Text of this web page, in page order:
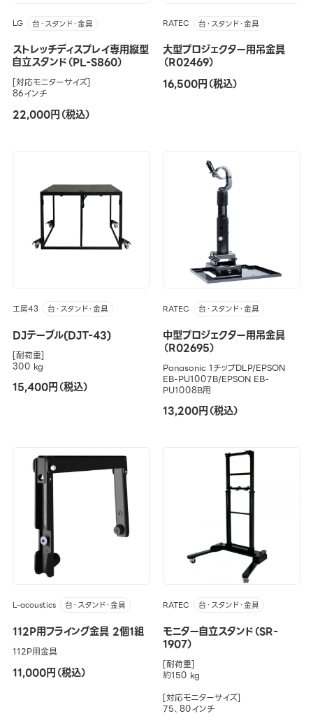
LG 台・スタンド・金具
ストレッチディスプレイ専用縦型
自立スタンド（PL-S860）
[対応モニターサイズ]
86インチ
22,000円（税込）
RATEC 台・スタンド・金具
大型プロジェクター用吊金具
（R02469）
16,500円（税込）
工房43 台・スタンド・金具
DJテーブル(DJT-43)
[耐荷重]
300 kg
15,400円（税込）
RATEC 台・スタンド・金具
中型プロジェクター用吊金具
（R02695）
Panasonic 1チップDLP/EPSON
EB-PU1007B/EPSON EB-
PU1008B用
13,200円（税込）
L-acoustics 台・スタンド・金具
112P用フライング金具 2個1組
112P用金具
11,000円（税込）
RATEC 台・スタンド・金具
モニター自立スタンド（SR-
1907）
[耐荷重]
約150 kg
[対応モニターサイズ]
75、80インチ